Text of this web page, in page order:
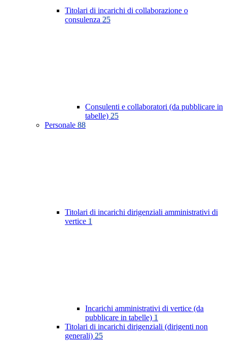
Titolari di incarichi di collaborazione o
consulenza 25
Consulenti e collaboratori (da pubblicare in
tabelle) 25
Personale 88
Titolari di incarichi dirigenziali amministrativi di
vertice 1
Incarichi amministrativi di vertice (da
pubblicare in tabelle) 1
Titolari di incarichi dirigenziali (dirigenti non
generali) 25